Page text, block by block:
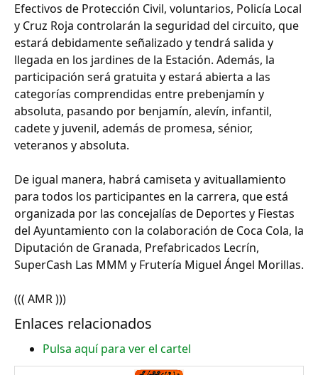
Efectivos de Protección Civil, voluntarios, Policía Local
y Cruz Roja controlarán la seguridad del circuito, que
estará debidamente señalizado y tendrá salida y
llegada en los jardines de la Estación. Además, la
participación será gratuita y estará abierta a las
categorías comprendidas entre prebenjamín y
absoluta, pasando por benjamín, alevín, infantil,
cadete y juvenil, además de promesa, sénior,
veteranos y absoluta.
De igual manera, habrá camiseta y avituallamiento
para todos los participantes en la carrera, que está
organizada por las concejalías de Deportes y Fiestas
del Ayuntamiento con la colaboración de Coca Cola, la
Diputación de Granada, Prefabricados Lecrín,
SuperCash Las MMM y Frutería Miguel Ángel Morillas.
((( AMR )))
Enlaces relacionados
Pulsa aquí para ver el cartel